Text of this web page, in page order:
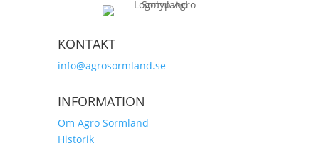
KONTAKT
info@agrosormland.se
INFORMATION
Om Agro Sörmland
Historik